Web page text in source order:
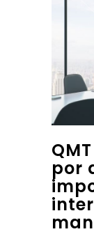
por